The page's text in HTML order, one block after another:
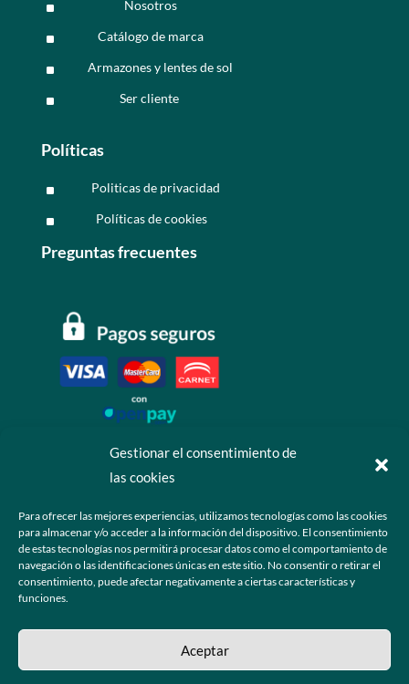
Gestionar el consentimiento de
las cookies
Para ofrecer las mejores experiencias, utilizamos tecnologías como las cookies
para almacenar y/o acceder a la información del dispositivo. El consentimiento
de estas tecnologías nos permitirá procesar datos como el comportamiento de
navegación o las identificaciones únicas en este sitio. No consentir o retirar el
consentimiento, puede afectar negativamente a ciertas características y
funciones.
Aceptar
^ Nosotros
^ Catálogo de marca
^ Armazones y lentes de sol
^ Ser cliente
Políticas
^ Politicas de privacidad
^ Políticas de cookies
Preguntas frecuentes
 +52 55 6173 7725 (Ventas)
 hola@grupo-omk.com
© 2025 Grupo OMK – Todos los derechos reservados